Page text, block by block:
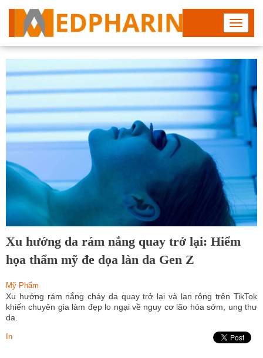
Toggle
Xu hướng da rám nắng quay trở lại: Hiểm
họa thẩm mỹ đe dọa làn da Gen Z
Mỹ Phẩm
Xu hướng rám nắng cháy da quay trở lại và lan rộng trên TikTok
khiến chuyên gia làm đẹp lo ngại về nguy cơ lão hóa sớm, ung thư
da.
In